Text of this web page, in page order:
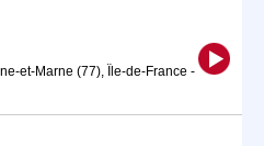
et-Marne (77), Île-de-France -